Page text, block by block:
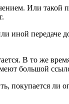
Или такой
иной передаче
В то же
большой
покупается ли